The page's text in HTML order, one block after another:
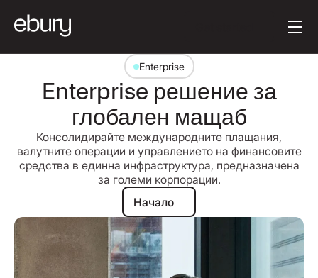
Enterprise
Enterprise решение за
глобален мащаб
Консолидирайте международните плащания,
валутните операции и управлението на финансовите
средства в единна инфраструктура, предназначена
за големи корпорации.
Начало
Начало